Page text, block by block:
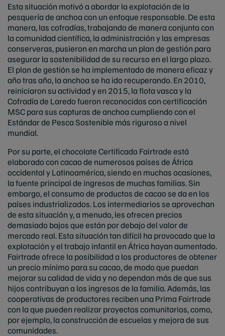
Esta situación motivó a abordar la explotación de la
pesquería de anchoa con un enfoque responsable. De esta
manera, las cofradías, trabajando de manera conjunta con
la comunidad científica, la administración y las empresas
conserveras, pusieron en marcha un plan de gestión para
asegurar la sostenibilidad de su recurso en el largo plazo.
El plan de gestión se ha implementado de manera eficaz y
año tras año, la anchoa se ha ido recuperando. En 2010,
reiniciaron su actividad y en 2015, la flota vasca y la
Cofradía de Laredo fueron reconocidos con certificación
MSC para sus capturas de anchoa cumpliendo con el
Estándar de Pesca Sostenible más riguroso a nivel
mundial.
Por su parte, el chocolate Certificado Fairtrade está
elaborado con cacao de numerosos países de África
occidental y Latinoamérica, siendo en muchas ocasiones,
la fuente principal de ingresos de muchas familias. Sin
embargo, el consumo de productos de cacao se da en los
países industrializados. Los intermediarios se aprovechan
de esta situación y, a menudo, les ofrecen precios
demasiado bajos que están por debajo del valor de
mercado real. Esta situación tan difícil ha provocado que la
explotación y el trabajo infantil en África hayan aumentado.
Fairtrade ofrece la posibilidad a los productores de obtener
un precio mínimo para su cacao, de modo que puedan
mejorar su calidad de vida y no dependan más de que sus
hijos contribuyan a los ingresos de la familia. Además, las
cooperativas de productores reciben una Prima Fairtrade
con la que pueden realizar proyectos comunitarios, como,
por ejemplo, la construcción de escuelas y mejora de sus
comunidades.